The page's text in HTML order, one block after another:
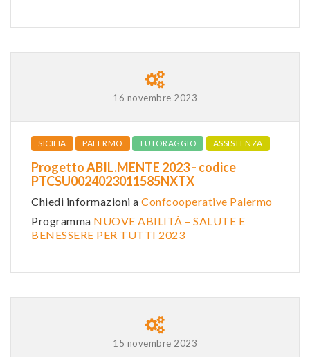
16 novembre 2023
SICILIA PALERMO TUTORAGGIO ASSISTENZA
Progetto ABIL.MENTE 2023 - codice
PTCSU0024023011585NXTX
Chiedi informazioni a Confcooperative Palermo
Programma NUOVE ABILITÀ – SALUTE E
BENESSERE PER TUTTI 2023
15 novembre 2023